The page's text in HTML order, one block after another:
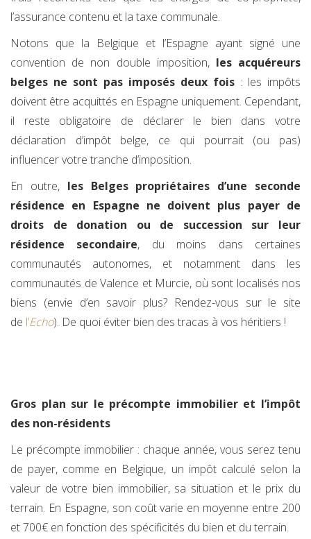
l’assurance contenu et la taxe communale.
Notons que la Belgique et l’Espagne ayant signé une
convention de non double imposition,les acquéreurs
belges ne sont pas imposés deux fois : les impôts
doivent être acquittés en Espagne uniquement. Cependant,
il reste obligatoire de déclarer le bien dans votre
déclaration d’impôt belge, ce qui pourrait (ou pas)
influencer votre tranche d’imposition.
En outre, les Belges propriétaires d’une seconde
résidence en Espagne ne doivent plus payer de
droits de donation ou de succession sur leur
résidence secondaire, du moins dans certaines
communautés autonomes, et notamment dans les
communautés de Valence et Murcie, où sont localisés nos
biens (envie d’en savoir plus? Rendez-vous sur le site
de l’Echo). De quoi éviter bien des tracas à vos héritiers !
Gros plan sur le précompte immobilier et l’impôt
des non-résidents
Le précompte immobilier : chaque année, vous serez tenu
de payer, comme en Belgique, un impôt calculé selon la
valeur de votre bien immobilier, sa situation et le prix du
terrain. En Espagne, son coût varie en moyenne entre 200
et 700€ en fonction des spécificités du bien et du terrain.